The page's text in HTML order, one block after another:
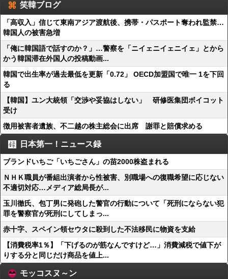
笑韓ブログ
「高収入」信じて東南アジア渡航後、携帯・パスポート奪われ監禁…
韓国人の被害急増
「俺に韓国語で話すのか？」…警察を「ニイェニイェニイェ」とから
かう韓国滞在外国人の投稿動画...
韓国で出生率が過去最低を更新「0.72」 OECD加盟国で唯一 1を下回
る
【韓国】ユン大統領「交渉や妥協はしない」 研修医集団ボイコット
受け
徴用被害者遺族、不二越の株主総会に出席 謝罪と賠償求める
日本第一！ニュース録
ブランドいちご「いちごさん」の苗2000株盗まれる
ＮＨＫ職員が番組出演者から性被害、別職場への復職希望に応じない
不適切対応…メディア総局長が...
玉川徹氏、包丁男に発砲した警官の行動について「死刑にならない犯
罪を警察官が死刑にしてしまっ...
赤十字、スペイン領セウタに殺到した不法移民に物資を支給
【消費税率1％】「下げるのが筋なんですけど…」消費減税で値下が
りする分と同じだけ商品を値上...
モッコスヌ～ン